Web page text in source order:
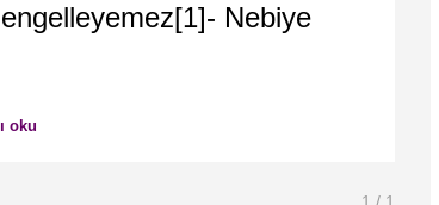
Nebiye
oku